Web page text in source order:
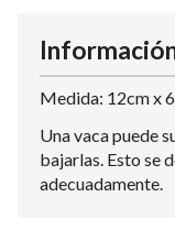
Medida: 12cm x
Una vaca puede
bajarlas. Esto se
adecuadamente.